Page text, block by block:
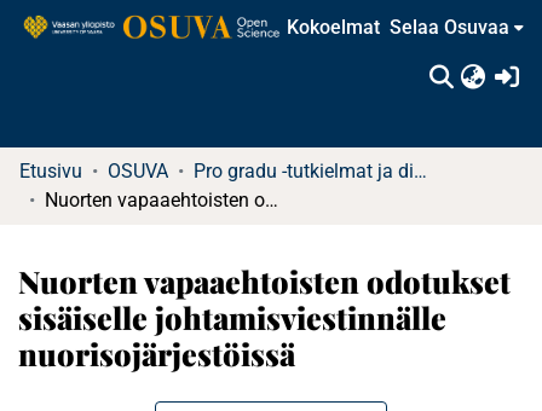
Kokoelmat Selaa Osuvaa
Etusivu OSUVA
Pro gradu -tutkielmat ja diplomityöt
Nuorten vapaaehtoisten odotukset sisäiselle johtamisviestinnälle nuorisojärjestöissä
Nuorten vapaaehtoisten odotukset
sisäiselle johtamisviestinnälle
nuorisojärjestöissä